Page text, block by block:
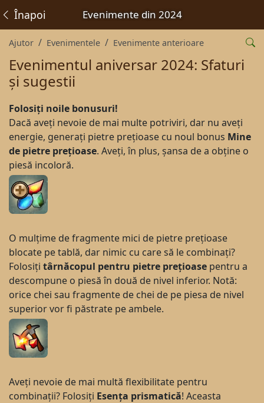
Evenimente din 2024
Înapoi
Ajutor Evenimentele Evenimente anterioare
Evenimentul aniversar 2024: Sfaturi
și sugestii
Folosiți noile bonusuri!
Dacă aveți nevoie de mai multe potriviri, dar nu aveți
energie, generați pietre prețioase cu noul bonus Mine
de pietre prețioase. Aveți, în plus, șansa de a obține o
piesă incoloră.
O mulțime de fragmente mici de pietre prețioase
blocate pe tablă, dar nimic cu care să le combinați?
Folosiți târnăcopul pentru pietre prețioase pentru a
descompune o piesă în două de nivel inferior. Notă:
orice chei sau fragmente de chei de pe piesa de nivel
superior vor fi păstrate pe ambele.
Aveți nevoie de mai multă flexibilitate pentru
combinații? Folosiți Esența prismatică! Aceasta